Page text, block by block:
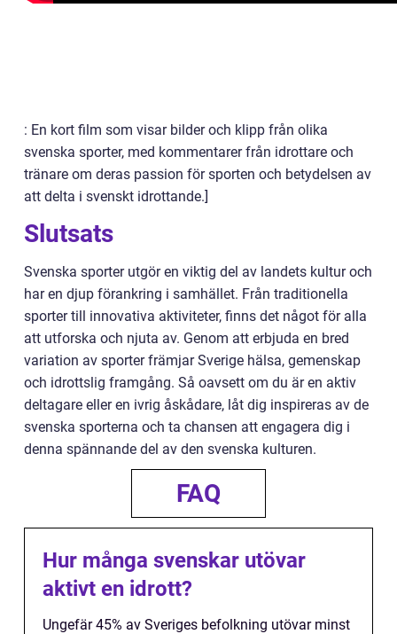
: En kort film som visar bilder och klipp från olika
svenska sporter, med kommentarer från idrottare och
tränare om deras passion för sporten och betydelsen av
att delta i svenskt idrottande.]
Slutsats
Svenska sporter utgör en viktig del av landets kultur och
har en djup förankring i samhället. Från traditionella
sporter till innovativa aktiviteter, finns det något för alla
att utforska och njuta av. Genom att erbjuda en bred
variation av sporter främjar Sverige hälsa, gemenskap
och idrottslig framgång. Så oavsett om du är en aktiv
deltagare eller en ivrig åskådare, låt dig inspireras av de
svenska sporterna och ta chansen att engagera dig i
denna spännande del av den svenska kulturen.
FAQ
Hur många svenskar utövar
aktivt en idrott?
Ungefär 45% av Sveriges befolkning utövar minst